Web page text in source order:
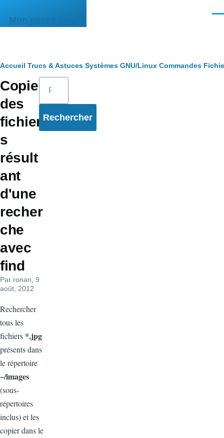
Mon pense-bête
Fil
d'Ariane
Accueil Trucs & Astuces Systèmes GNU/Linux Commandes
Copier
des
fichier
s
résult
ant
d'une
recher
che
avec
find
Par ronan , 9
août, 2012
Rechercher
tous les
fichiers *.jpg
présents dans
le répertoire
~/images
(sous-
répertoires
inclus) et les
copier dans le